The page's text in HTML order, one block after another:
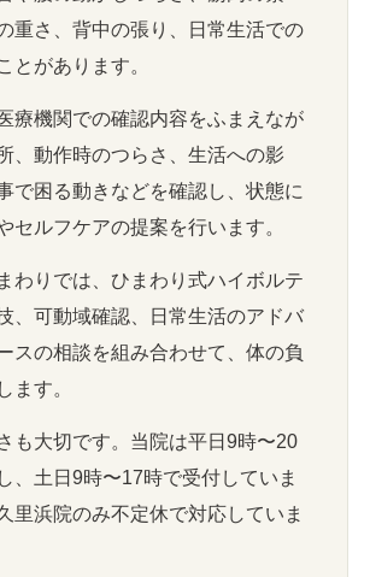
重さ、背中の張り、日常生活での
とがあります。
療機関での確認内容をふまえなが
、動作時のつらさ、生活への影
で困る動きなどを確認し、状態に
セルフケアの提案を行います。
わりでは、ひまわり式ハイボルテ
、可動域確認、日常生活のアドバ
スの相談を組み合わせて、体の負
ます。
も大切です。当院は平日9時〜20
、土日9時〜17時で受付していま
里浜院のみ不定休で対応していま